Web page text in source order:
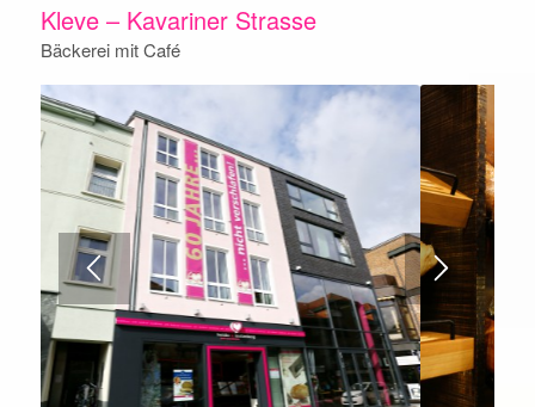
Kleve – Kavariner Strasse
Bäckerei mit Café